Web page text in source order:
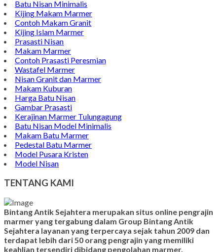
Batu Nisan Minimalis
Kijing Makam Marmer
Contoh Makam Granit
Kijing Islam Marmer
Prasasti Nisan
Makam Marmer
Contoh Prasasti Peresmian
Wastafel Marmer
Nisan Granit dan Marmer
Makam Kuburan
Harga Batu Nisan
Gambar Prasasti
Kerajinan Marmer Tulungagung
Batu Nisan Model Minimalis
Makam Batu Marmer
Pedestal Batu Marmer
Model Pusara Kristen
Model Nisan
TENTANG KAMI
Bintang Antik Sejahtera merupakan situs online pengrajin
marmer yang tergabung dalam Group Bintang Antik
Sejahtera layanan yang terpercaya sejak tahun 2009 dan
terdapat lebih dari 50 orang pengrajin yang memiliki
keahlian tersendiri dibidang pengolahan marmer.